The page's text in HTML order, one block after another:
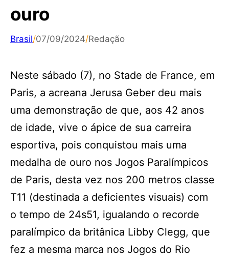
ouro
Brasil/07/09/2024/Redação
Neste sábado (7), no Stade de France, em
Paris, a acreana Jerusa Geber deu mais
uma demonstração de que, aos 42 anos
de idade, vive o ápice de sua carreira
esportiva, pois conquistou mais uma
medalha de ouro nos Jogos Paralímpicos
de Paris, desta vez nos 200 metros classe
T11 (destinada a deficientes visuais) com
o tempo de 24s51, igualando o recorde
paralímpico da britânica Libby Clegg, que
fez a mesma marca nos Jogos do Rio